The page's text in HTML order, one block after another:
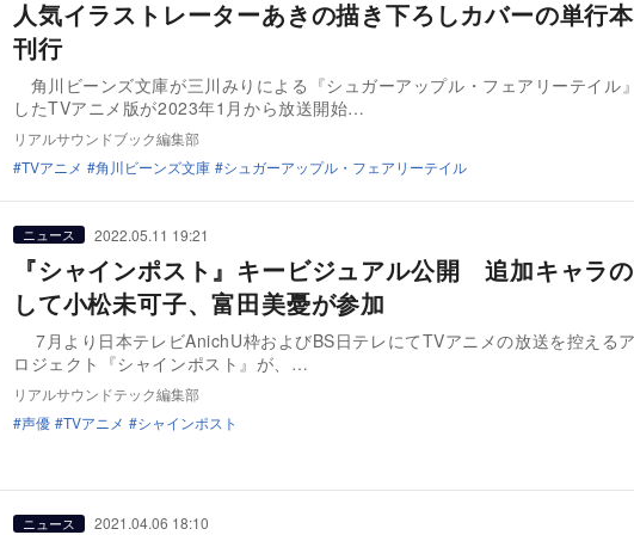
人気イラストレーターあきの描き下ろしカバーの単行
刊行
角川ビーンズ文庫が三川みりによる『シュガーアップル・フェアリーテイル
したTVアニメ版が2023年1月から放送開始…
リアルサウンドブック編集部
TVアニメ
角川ビーンズ文庫 シュガーアップル・フェアリーテイル
ニュース 2022.05.11 19:21
『シャインポスト』キービジュアル公開 追加キャラ
して小松未可子、富田美憂が参加
7月より日本テレビAnichU枠およびBS日テレにてTVアニメの放送を控える
ロジェクト『シャインポスト』が、…
リアルサウンドテック編集部
声優
TVアニメ シャインポスト
ニュース 2021.04.06 18:10